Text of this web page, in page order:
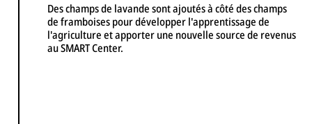
Des champs de lavande sont ajoutés à côté des champs
de framboises pour développer l'apprentissage de
l'agriculture et apporter une nouvelle source de revenus
au SMART Center.